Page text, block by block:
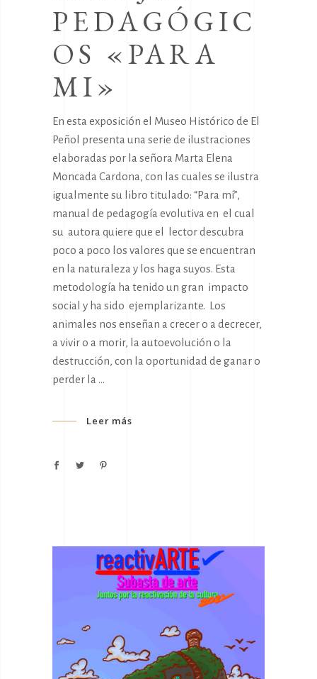
PEDAGÓGIC
OS «PARA
MI»
En esta exposición el Museo Histórico de El
Peñol presenta una serie de ilustraciones
elaboradas por la señora Marta Elena
Moncada Cardona, con las cuales se ilustra
igualmente su libro titulado: “Para mí”,
manual de pedagogía evolutiva en el cual
su autora quiere que el lector descubra
poco a poco los valores que se encuentran
en la naturaleza y los haga suyos. Esta
metodología ha tenido un gran impacto
social y ha sido ejemplarizante. Los
animales nos enseñan a crecer o a decrecer,
a vivir o a morir, la autoevolución o la
destrucción, con la oportunidad de ganar o
perder la
Leer más